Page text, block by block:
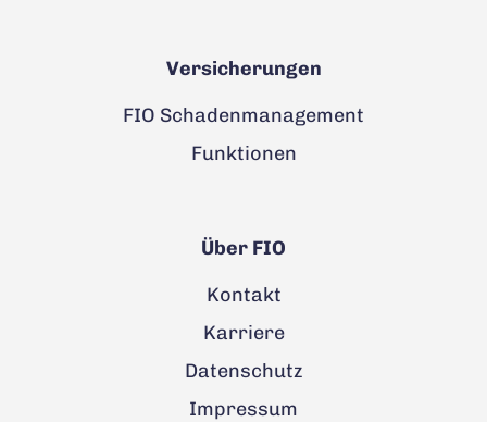
Versicherungen
FIO Schadenmanagement
Funktionen
Über FIO
Kontakt
Karriere
Datenschutz
Impressum